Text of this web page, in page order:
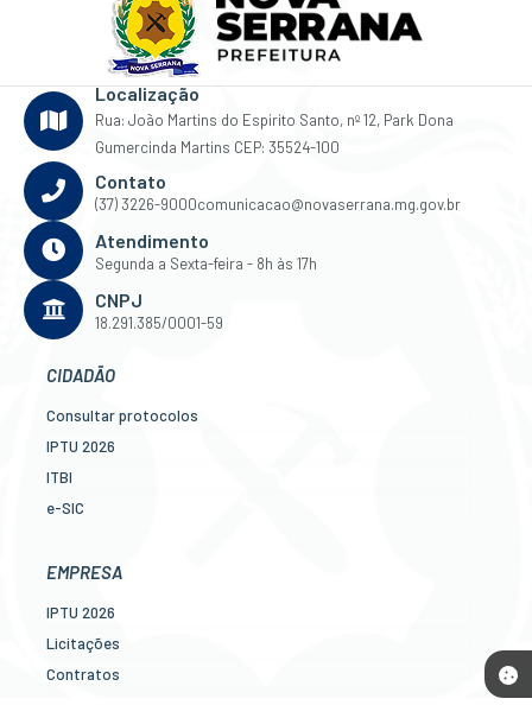
Localização
Rua: João Martins do Espirito Santo, nº 12, Park Dona
Gumercinda Martins CEP: 35524-100
Contato
(37) 3226-9000comunicacao@novaserrana.mg.gov.br
Atendimento
Segunda a Sexta-feira - 8h às 17h
CNPJ
18.291.385/0001-59
CIDADÃO
Consultar protocolos
IPTU 2026
ITBI
e-SIC
Legislação
EMPRESA
IPTU 2026
Licitações
Contratos